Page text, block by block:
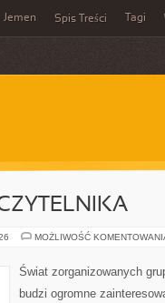
Jemen Spis Treści Tagi
MOŻLIWOŚĆ
Świat zorganizowanych
budzi ogromne